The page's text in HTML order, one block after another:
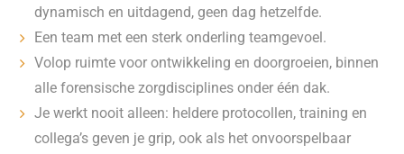
dynamisch en uitdagend, geen dag hetzelfde.
Een team met een sterk onderling teamgevoel.
Volop ruimte voor ontwikkeling en doorgroeien, binnen
alle forensische zorgdisciplines onder één dak.
Je werkt nooit alleen: heldere protocollen, training en
collega’s geven je grip, ook als het onvoorspelbaar